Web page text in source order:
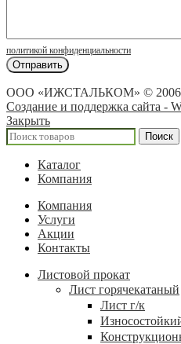
политикой конфиденциальности
ООО «ИЖСТАЛЬКОМ» ©
Создание и поддержка сайта -
Закрыть
Поиск
Каталог
Компания
Компания
Услуги
Акции
Контакты
Листовой прокат
Лист горячекатаный
Лист г/к